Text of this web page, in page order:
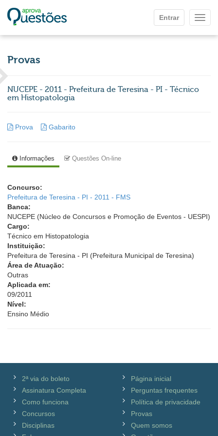
Entrar
Provas
NUCEPE - 2011 - Prefeitura de Teresina - PI - Técnico
em Histopatologia
Prova Gabarito
Informações Questões On-line
Concurso:
Prefeitura de Teresina - PI - 2011 - FMS
Banca:
NUCEPE (Núcleo de Concursos e Promoção de Eventos - UESPI)
Cargo:
Técnico em Histopatologia
Instituição:
Prefeitura de Teresina - PI (Prefeitura Municipal de Teresina)
Área de Atuação:
Outras
Aplicada em:
09/2011
Nível:
Ensino Médio
2ª via do boleto
Assinatura Completa
Como funciona
Concursos
Disciplinas
Página inicial
Perguntas frequentes
Política de privacidade
Provas
Quem somos